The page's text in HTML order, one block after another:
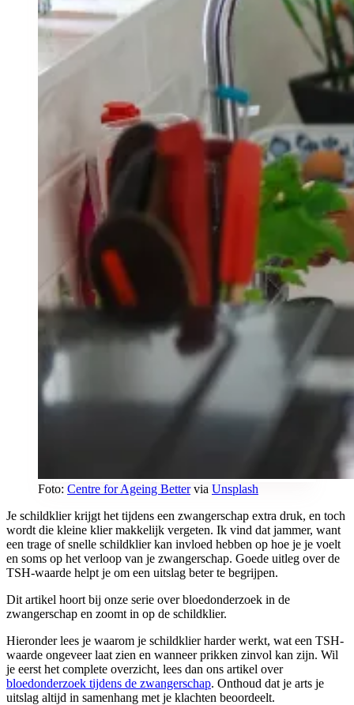
Foto: Centre for Ageing Bettervia Unsplash
Je schildklier krijgt het tijdens een zwangerschap extra druk, en toch
wordt die kleine klier makkelijk vergeten. Ik vind dat jammer, want
een trage of snelle schildklier kan invloed hebben op hoe je je voelt
en soms op het verloop van je zwangerschap. Goede uitleg over de
TSH-waarde helpt je om een uitslag beter te begrijpen.
Dit artikel hoort bij onze serie over bloedonderzoek in de
zwangerschap en zoomt in op de schildklier.
Hieronder lees je waarom je schildklier harder werkt, wat een TSH-
waarde ongeveer laat zien en wanneer prikken zinvol kan zijn. Wil
je eerst het complete overzicht, lees dan ons artikel over
bloedonderzoek tijdens de zwangerschap. Onthoud dat je arts je
uitslag altijd in samenhang met je klachten beoordeelt.